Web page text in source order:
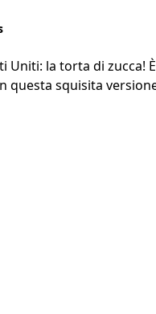
Uniti: la torta di
questa squisita